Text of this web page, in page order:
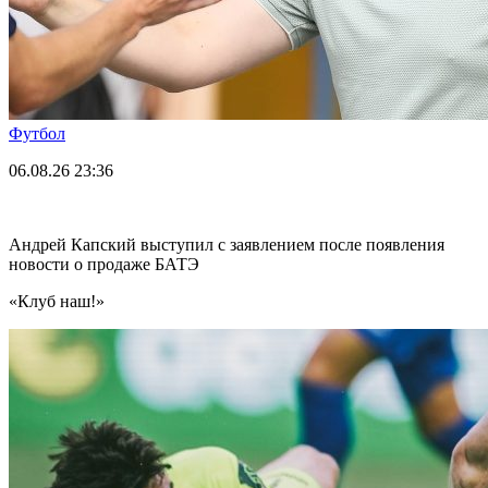
Футбол
06.08.26 23:36
Андрей Капский выступил с заявлением после появления
новости о продаже БАТЭ
«Клуб наш!»